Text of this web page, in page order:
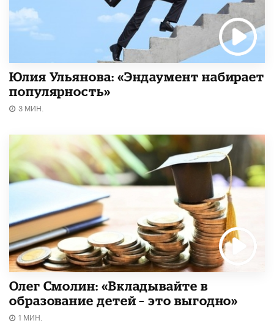
Юлия Ульянова: «Эндаумент набирает
популярность»
3 МИН.
Олег Смолин: «Вкладывайте в
образование детей – это выгодно»
1 МИН.